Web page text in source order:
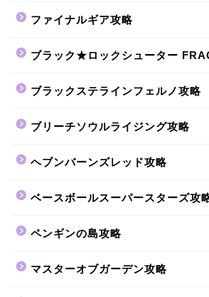
ファイナルギア攻略
ブラック★ロックシューター
ブラックステラインフェルノ攻略
ブリーチソウルライジング攻略
ヘブンバーンズレッド攻略
ベースボールスーパースターズ攻
ペンギンの島攻略
マスターオブガーデン攻略